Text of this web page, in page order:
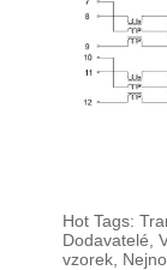
Hot Tags:
Dodavatelé,
vzorek,